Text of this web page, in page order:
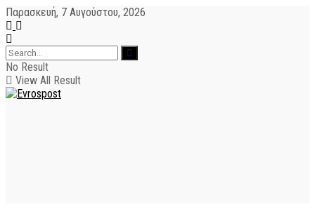
Παρασκευή, 7 Αυγούστου, 2026
No Result
View All Result